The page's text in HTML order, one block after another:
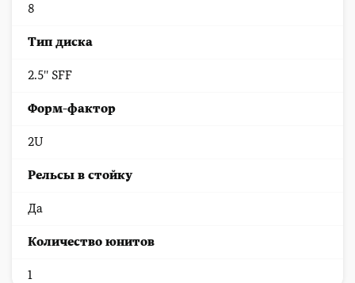
8
Тип диска
2.5'' SFF
Форм-фактор
2U
Рельсы в стойку
Да
Количество юнитов
1